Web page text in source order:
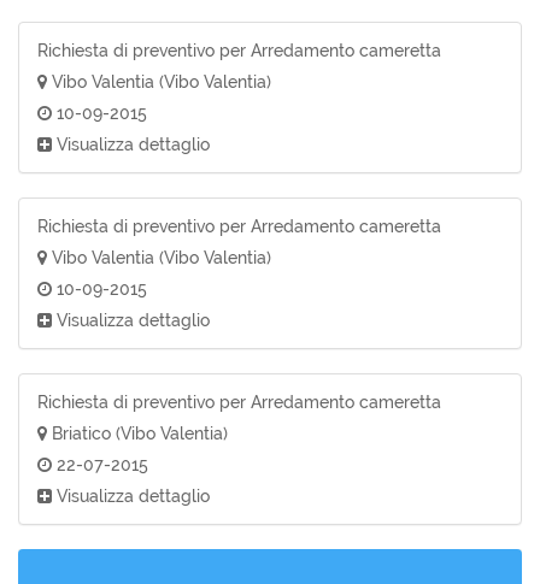
Richiesta di preventivo per Arredamento cameretta
Vibo Valentia (Vibo Valentia)
10-09-2015
Visualizza dettaglio
Richiesta di preventivo per Arredamento cameretta
Vibo Valentia (Vibo Valentia)
10-09-2015
Visualizza dettaglio
Richiesta di preventivo per Arredamento cameretta
Briatico (Vibo Valentia)
22-07-2015
Visualizza dettaglio